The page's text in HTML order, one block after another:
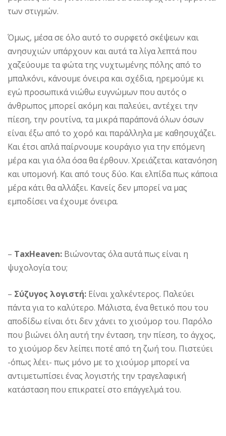
των στιγμών.
Όμως, μέσα σε όλο αυτό το συρφετό σκέψεων και
ανησυχιών υπάρχουν και αυτά τα λίγα λεπτά που
χαζεύουμε τα φώτα της νυχτωμένης πόλης από το
μπαλκόνι, κάνουμε όνειρα και σχέδια, ηρεμούμε κι
εγώ προσωπικά νιώθω ευγνώμων που αυτός ο
άνθρωπος μπορεί ακόμη και παλεύει, αντέχει την
πίεση, την ρουτίνα, τα μικρά παράπονά όλων όσων
είναι έξω από το χορό και παράλληλα με καθησυχάζει.
Και έτσι απλά παίρνουμε κουράγιο για την επόμενη
μέρα και για όλα όσα θα έρθουν. Χρειάζεται κατανόηση
και υπομονή. Και από τους δύο. Και ελπίδα πως κάποια
μέρα κάτι θα αλλάξει. Κανείς δεν μπορεί να μας
εμποδίσει να έχουμε όνειρα.
– TaxHeaven: Βιώνοντας όλα αυτά πως είναι η
ψυχολογία του;
– Σύζυγος λογιστή: Είναι χαλκέντερος. Παλεύει
πάντα για το καλύτερο. Μάλιστα, ένα θετικό που του
αποδίδω είναι ότι δεν χάνει το χιούμορ του. Παρόλο
που βιώνει όλη αυτή την ένταση, την πίεση, το άγχος,
το χιούμορ δεν λείπει ποτέ από τη ζωή του. Πιστεύει
-όπως λέει- πως μόνο με το χιούμορ μπορεί να
αντιμετωπίσει ένας λογιστής την τραγελαφική
κατάσταση που επικρατεί στο επάγγελμά του.